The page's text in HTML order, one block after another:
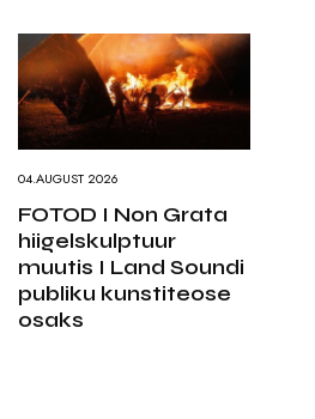
04.AUGUST 2026
FOTOD I Non Grata
hiigelskulptuur
muutis I Land Soundi
publiku kunstiteose
osaks